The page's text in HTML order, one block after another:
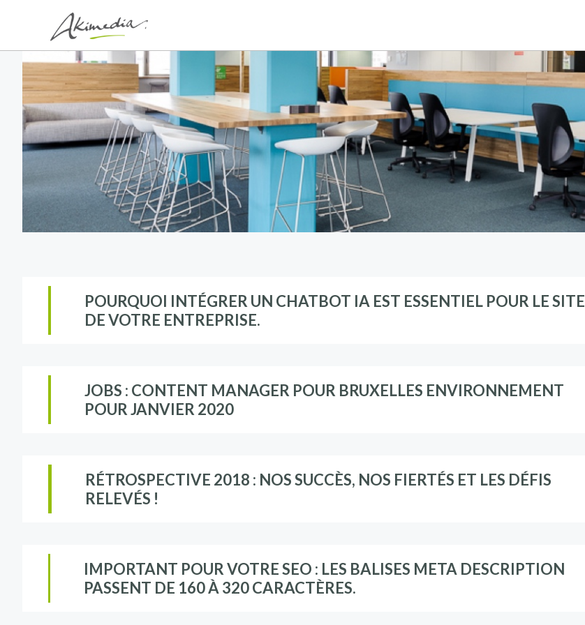
POURQUOI INTÉGRER UN CHATBOT IA EST ESSENTIEL POUR LE SITE
DE VOTRE ENTREPRISE.
JOBS : CONTENT MANAGER POUR BRUXELLES ENVIRONNEMENT
POUR JANVIER 2020
RÉTROSPECTIVE 2018 : NOS SUCCÈS, NOS FIERTÉS ET LES DÉFIS
RELEVÉS !
IMPORTANT POUR VOTRE SEO : LES BALISES META DESCRIPTION
PASSENT DE 160 À 320 CARACTÈRES.